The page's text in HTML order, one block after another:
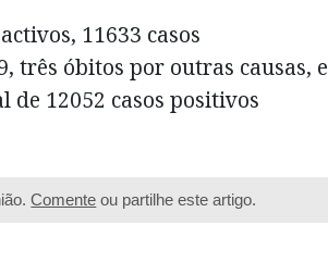
11633 casos
três óbitos por outras causas, e
12052 casos positivos
Comente ou partilhe este artigo.